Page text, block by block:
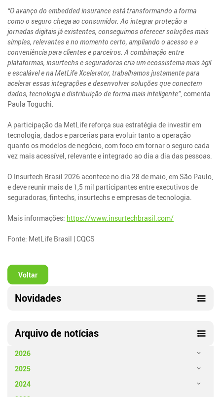
“O avanço do embedded insurance está transformando a forma
como o seguro chega ao consumidor. Ao integrar proteção a
jornadas digitais já existentes, conseguimos oferecer soluções mais
simples, relevantes e no momento certo, ampliando o acesso e a
conveniência para clientes e parceiros. A combinação entre
plataformas, insurtechs e seguradoras cria um ecossistema mais ágil
e escalável e na MetLife Xcelerator, trabalhamos justamente para
acelerar essas integrações e desenvolver soluções que conectem
dados, tecnologia e distribuição de forma mais inteligente”, comenta
Paula Toguchi.
A participação da MetLife reforça sua estratégia de investir em
tecnologia, dados e parcerias para evoluir tanto a operação
quanto os modelos de negócio, com foco em tornar o seguro cada
vez mais acessível, relevante e integrado ao dia a dia das pessoas.
O Insurtech Brasil 2026 acontece no dia 28 de maio, em São Paulo,
e deve reunir mais de 1,5 mil participantes entre executivos de
seguradoras, fintechs, insurtechs e empresas de tecnologia.
Mais informações: https://www.insurtechbrasil.com/
Fonte: MetLife Brasil | CQCS
Voltar
Novidades
Arquivo de notícias
2026
2025
2024